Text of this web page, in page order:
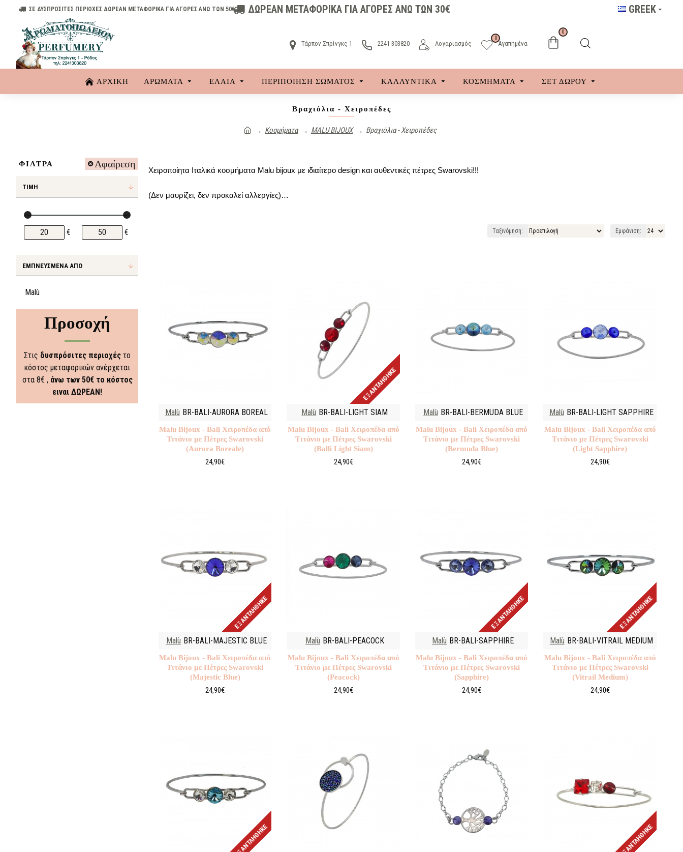
ΣΕ ΔΥΣΠΡΟΣΙΤΕΣ ΠΕΡΙΟΧΕΣ ΔΩΡΕΑΝ ΜΕΤΑΦΟΡΙΚΑ ΓΙΑ ΑΓΟΡΕΣ ΑΝΩ ΤΩΝ 50€ ΔΩΡΕΑΝ ΜΕΤΑΦΟΡΙΚΑ ΓΙΑ ΑΓΟΡΕΣ ΑΝΩ ΤΩΝ 30€ GREEK
Τάρπον Σπρίνγκς 1 2241 303820 Λογαριασμός Αγαπημένα
0
0
ΑΡΧΙΚΗ ΑΡΏΜΑΤΑ ΈΛΑΙΑ ΠΕΡΙΠΟΙΗΣΗ ΣΩΜΑΤΟΣ ΚΑΛΛΥΝΤΙΚΆ ΚΟΣΜΗΜΑΤΑ ΣΕΤ ΔΩΡΟΥ
Κοσμήματα MALU BIJOUX Βραχιόλια - Χειροπέδες
Βραχιόλια - Χειροπέδες
ΦΊΛΤΡΑ Αφαίρεση
ΤΙΜΉ
€ €
ΕΜΠΝΕΥΣΜΈΝΑ ΑΠΌ
Malù
Προσοχή
Στις δυσπρόσιτες περιοχές το
κόστος μεταφορικών ανέρχεται
στα 8€ , άνω των 50€ το κόστος
ειναι ΔΩΡΕΑΝ!
Χειροποίητα Ιταλικά κοσμήματα Malu bijoux με ιδιαίτερο design και αυθεντικές πέτρες Swarovski!!!
(Δεν μαυρίζει, δεν προκαλεί αλλεργίες)…
Ταξινόμηση: Εμφάνιση:
Malù BR-BALI-AURORA BOREAL
Malu Βijoux - Bali Χειροπέδα από
Τιτάνιο με Πέτρες Swarovski
(Aurora Boreale)
24,90€
ΕΞΑΝΤΛΉΘΗΚΕ
Malù BR-BALI-LIGHT SIAM
Malu Βijoux - Bali Χειροπέδα από
Τιτάνιο με Πέτρες Swarovski
(Balli Light Siam)
24,90€
Malù BR-BALI-BERMUDA BLUE
Malu Βijoux - Bali Χειροπέδα από
Τιτάνιο με Πέτρες Swarovski
(Bermuda Blue)
24,90€
Malù BR-BALI-LIGHT SAPPHIRE
Malu Βijoux - Bali Χειροπέδα από
Τιτάνιο με Πέτρες Swarovski
(Light Sapphire)
24,90€
ΕΞΑΝΤΛΉΘΗΚΕ
Malù BR-BALI-MAJESTIC BLUE
Malu Βijoux - Bali Χειροπέδα από
Τιτάνιο με Πέτρες Swarovski
(Majestic Blue)
24,90€
Malù BR-BALI-PEACOCK
Malu Βijoux - Bali Χειροπέδα από
Τιτάνιο με Πέτρες Swarovski
(Peacock)
24,90€
ΕΞΑΝΤΛΉΘΗΚΕ
Malù BR-BALI-SAPPHIRE
Malu Βijoux - Bali Χειροπέδα από
Τιτάνιο με Πέτρες Swarovski
(Sapphire)
24,90€
ΕΞΑΝΤΛΉΘΗΚΕ
Malù BR-BALI-VITRAIL MEDIUM
Malu Βijoux - Bali Χειροπέδα από
Τιτάνιο με Πέτρες Swarovski
(Vitrail Medium)
24,90€
ΕΞΑΝΤΛΉΘΗΚΕ ΕΞΑΝΤΛΉΘΗΚΕ